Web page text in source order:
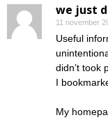
we just
11 november
Useful
didn’t took
I
My